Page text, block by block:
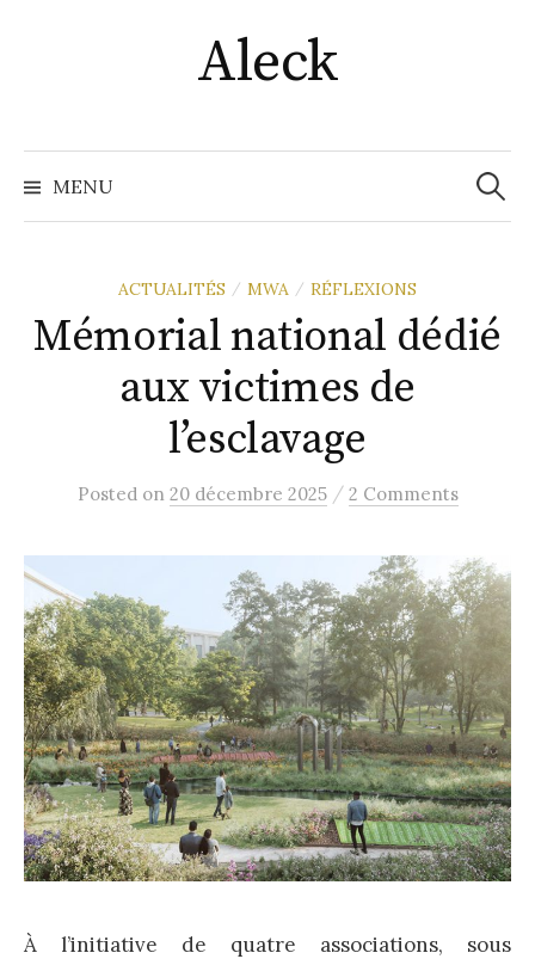
Aleck
MENU
ACTUALITÉS / MWA / RÉFLEXIONS
Mémorial national dédié
aux victimes de
l’esclavage
Posted on 20 décembre 2025 / 2 Comments
À l’initiative de quatre associations, sous